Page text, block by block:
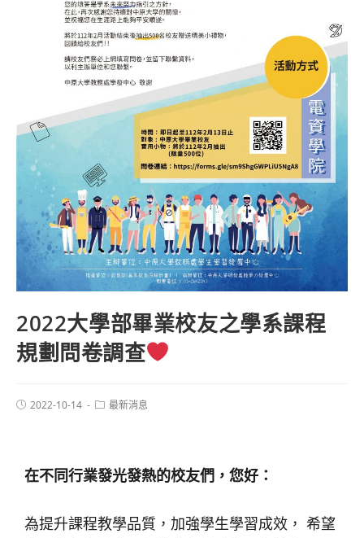
2022大學部畢業校友之學系課程
規劃問卷調查
2022-10-14 最新消息
在不同行業發光發熱的校友們，您好：
為提升課程教學品質，加強學生學習成效， 希望